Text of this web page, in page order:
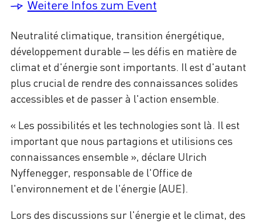
Neutralité climatique, transition énergétique,
développement durable – les défis en matière de
climat et d'énergie sont importants. Il est d'autant
plus crucial de rendre des connaissances solides
accessibles et de passer à l'action ensemble.
« Les possibilités et les technologies sont là. Il est
important que nous partagions et utilisions ces
connaissances ensemble », déclare Ulrich
Nyffenegger, responsable de l'Office de
l'environnement et de l'énergie (AUE).
Lors des discussions sur l'énergie et le climat, des
Weitere Infos zum Event